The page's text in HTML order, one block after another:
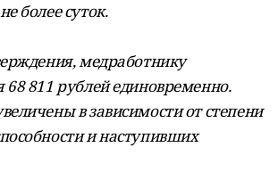
более суток.
медработнику
68 811 рублей единовременно.
в зависимости от степени
и наступивших